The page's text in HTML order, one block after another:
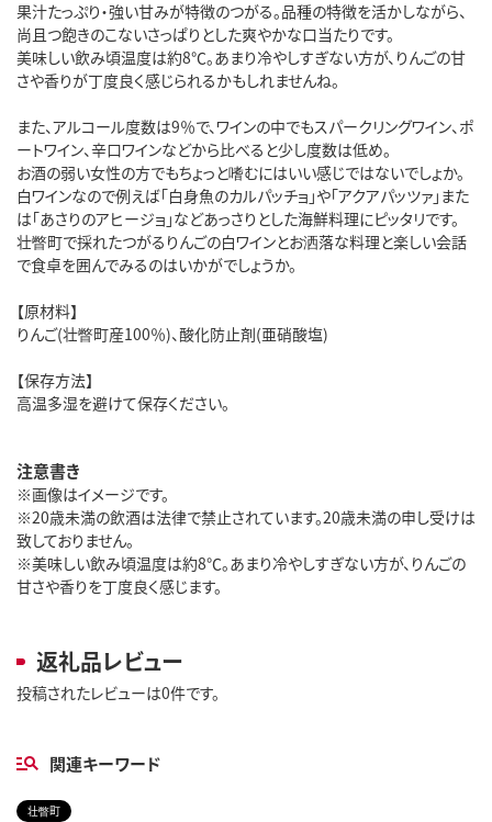
果汁たっぷり・強い甘みが特徴のつがる。品種の特徴を活かしながら、
尚且つ飽きのこないさっぱりとした爽やかな口当たりです。
美味しい飲み頃温度は約8℃。あまり冷やしすぎない方が、りんごの甘
さや香りが丁度良く感じられるかもしれませんね。
また、アルコール度数は9％で、ワインの中でもスパークリングワイン、ポ
ートワイン、辛口ワインなどから比べると少し度数は低め。
お酒の弱い女性の方でもちょっと嗜むにはいい感じではないでしょか。
白ワインなので例えば「白身魚のカルパッチョ」や「アクアパッツァ」また
は「あさりのアヒージョ」などあっさりとした海鮮料理にピッタリです。
壮瞥町で採れたつがるりんごの白ワインとお洒落な料理と楽しい会話
で食卓を囲んでみるのはいかがでしょうか。
【原材料】
りんご(壮瞥町産100％)、酸化防止剤(亜硝酸塩)
【保存方法】
高温多湿を避けて保存ください。
注意書き
※画像はイメージです。
※20歳未満の飲酒は法律で禁止されています。20歳未満の申し受けは
致しておりません。
※美味しい飲み頃温度は約8℃。あまり冷やしすぎない方が、りんごの
甘さや香りを丁度良く感じます。
返礼品レビュー
投稿されたレビューは0件です。
関連キーワード
壮瞥町